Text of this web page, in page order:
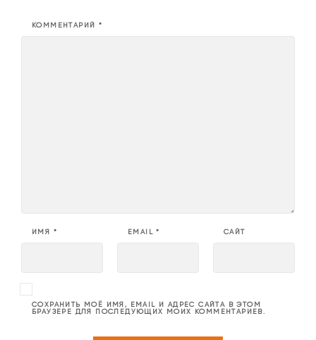
КОММЕНТАРИЙ *
ИМЯ * EMAIL* САЙТ
СОХРАНИТЬ МОЁ ИМЯ, EMAIL И АДРЕС САЙТА В ЭТОМ
БРАУЗЕРЕ ДЛЯ ПОСЛЕДУЮЩИХ МОИХ КОММЕНТАРИЕВ.